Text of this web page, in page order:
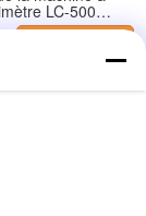
LC-500
machine
de